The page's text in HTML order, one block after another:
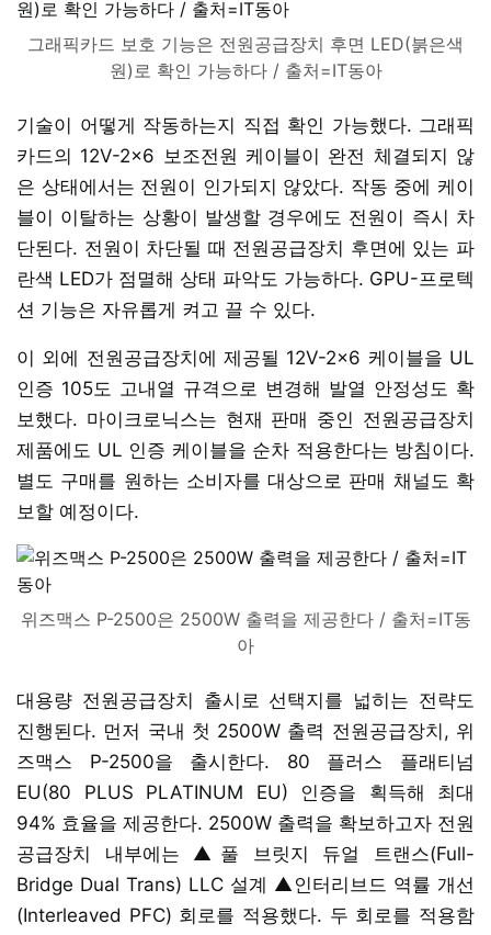
그래픽카드 보호 기능은 전원공급장치 후면 LED(붉은색
원)로 확인 가능하다 / 출처=IT동아
기술이 어떻게 작동하는지 직접 확인 가능했다. 그래픽
카드의 12V-2x6 보조전원 케이블이 완전 체결되지 않
은 상태에서는 전원이 인가되지 않았다. 작동 중에 케이
블이 이탈하는 상황이 발생할 경우에도 전원이 즉시 차
단된다. 전원이 차단될 때 전원공급장치 후면에 있는 파
란색 LED가 점멸해 상태 파악도 가능하다. GPU-프로텍
션 기능은 자유롭게 켜고 끌 수 있다.
이 외에 전원공급장치에 제공될 12V-2x6 케이블을 UL
인증 105도 고내열 규격으로 변경해 발열 안정성도 확
보했다. 마이크로닉스는 현재 판매 중인 전원공급장치
제품에도 UL 인증 케이블을 순차 적용한다는 방침이다.
별도 구매를 원하는 소비자를 대상으로 판매 채널도 확
보할 예정이다.
위즈맥스 P-2500은 2500W 출력을 제공한다 / 출처=IT동
아
대용량 전원공급장치 출시로 선택지를 넓히는 전략도
진행된다. 먼저 국내 첫 2500W 출력 전원공급장치, 위
즈맥스 P-2500을 출시한다. 80 플러스 플래티넘
EU(80 PLUS PLATINUM EU) 인증을 획득해 최대
94% 효율을 제공한다. 2500W 출력을 확보하고자 전원
공급장치 내부에는 ▲풀 브릿지 듀얼 트랜스(Full-
Bridge Dual Trans) LLC 설계 ▲인터리브드 역률 개선
(Interleaved PFC) 회로를 적용했다. 두 회로를 적용함